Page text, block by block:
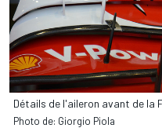
Détails de l'aileron avant de la
Photo de: Giorgio Piola